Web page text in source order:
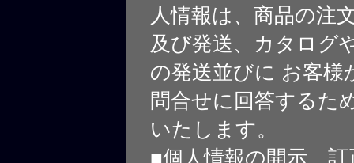
人情報は、商品の注
及び発送、カタログ
の発送並びに お客様
問合せに回答するた
いたします。
■個人情報の開示、